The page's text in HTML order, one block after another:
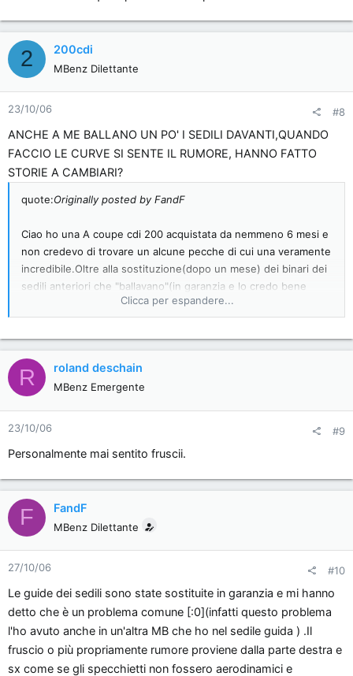
2 200cdi
MBenz Dilettante
23/10/06 #8
ANCHE A ME BALLANO UN PO' I SEDILI DAVANTI,QUANDO
FACCIO LE CURVE SI SENTE IL RUMORE, HANNO FATTO
STORIE A CAMBIARI?
quote:Originally posted by FandF
Ciao ho una A coupe cdi 200 acquistata da nemmeno 6 mesi e
non credevo di trovare un alcune pecche di cui una veramente
incredibile.Oltre alla sostituzione(dopo un mese) dei binari dei
sedili anteriori che "ballavano"(in garanzia e lo credo bene
essendo la macchina nuova e tenuta perfetta) e a problemi
con il navigatore che non ne voleva sapere di funzionare....il
problema più grave è che oltre i 120-130km orari l'auto
rumore oltre i 160km.Portata più volte al conce che cambiava le
guarnizioni e regolava sportelli ecc. l'auto continua ad avere
inconcepibile che a medie autostradali (120-130km )produca
ducato della Fiat......[xx(]Inoltre pensavo che un problema cosi'
potesse riguardare la versione "normale"e non avrebbe
peraltro neanche qui una giustificazione dato che è una
Mercedes(inoltre a quanto ne sò la versione precedente non
accusava lo stesso problema); e non la coupè che per
potrebbero essere gli specchietti retrovisori ....ma è possibile
in galleria del vento?Mi pare strano cmq se non trovo
soluzione penso dovrò venderla .Se qualcuno ha qualche
consiglio e può aiutarmi lo ringrazio
Clicca per espandere...
R roland deschain
MBenz Emergente
23/10/06 #9
Personalmente mai sentito fruscii.
F FandF
MBenz Dilettante
27/10/06 #10
Le guide dei sedili sono state sostituite in garanzia e mi hanno
detto che è un problema comune [:0](infatti questo problema
l'ho avuto anche in un'altra MB che ho nel sedile guida ) .Il
fruscio o più propriamente rumore proviene dalla parte destra e
sx come se gli specchietti non fossero aerodinamici e